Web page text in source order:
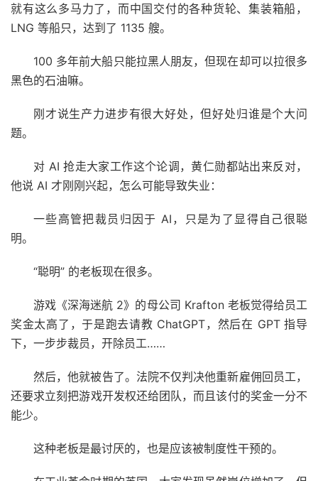
就有这么多马力了，而中国交付的各种货轮、集装箱船，
LNG 等船只，达到了 1135 艘。
100 多年前大船只能拉黑人朋友，但现在却可以拉很多
黑色的石油嘛。
刚才说生产力进步有很大好处，但好处归谁是个大问
题。
对 AI 抢走大家工作这个论调，黄仁勋都站出来反对，
他说 AI 才刚刚兴起，怎么可能导致失业：
一些高管把裁员归因于 AI，只是为了显得自己很聪
明。
“聪明” 的老板现在很多。
游戏《深海迷航 2》的母公司 Krafton 老板觉得给员工
奖金太高了，于是跑去请教 ChatGPT，然后在 GPT 指导
下，一步步裁员，开除员工……
然后，他就被告了。法院不仅判决他重新雇佣回员工，
还要求立刻把游戏开发权还给团队，而且该付的奖金一分不
能少。
这种老板是最讨厌的，也是应该被制度性干预的。